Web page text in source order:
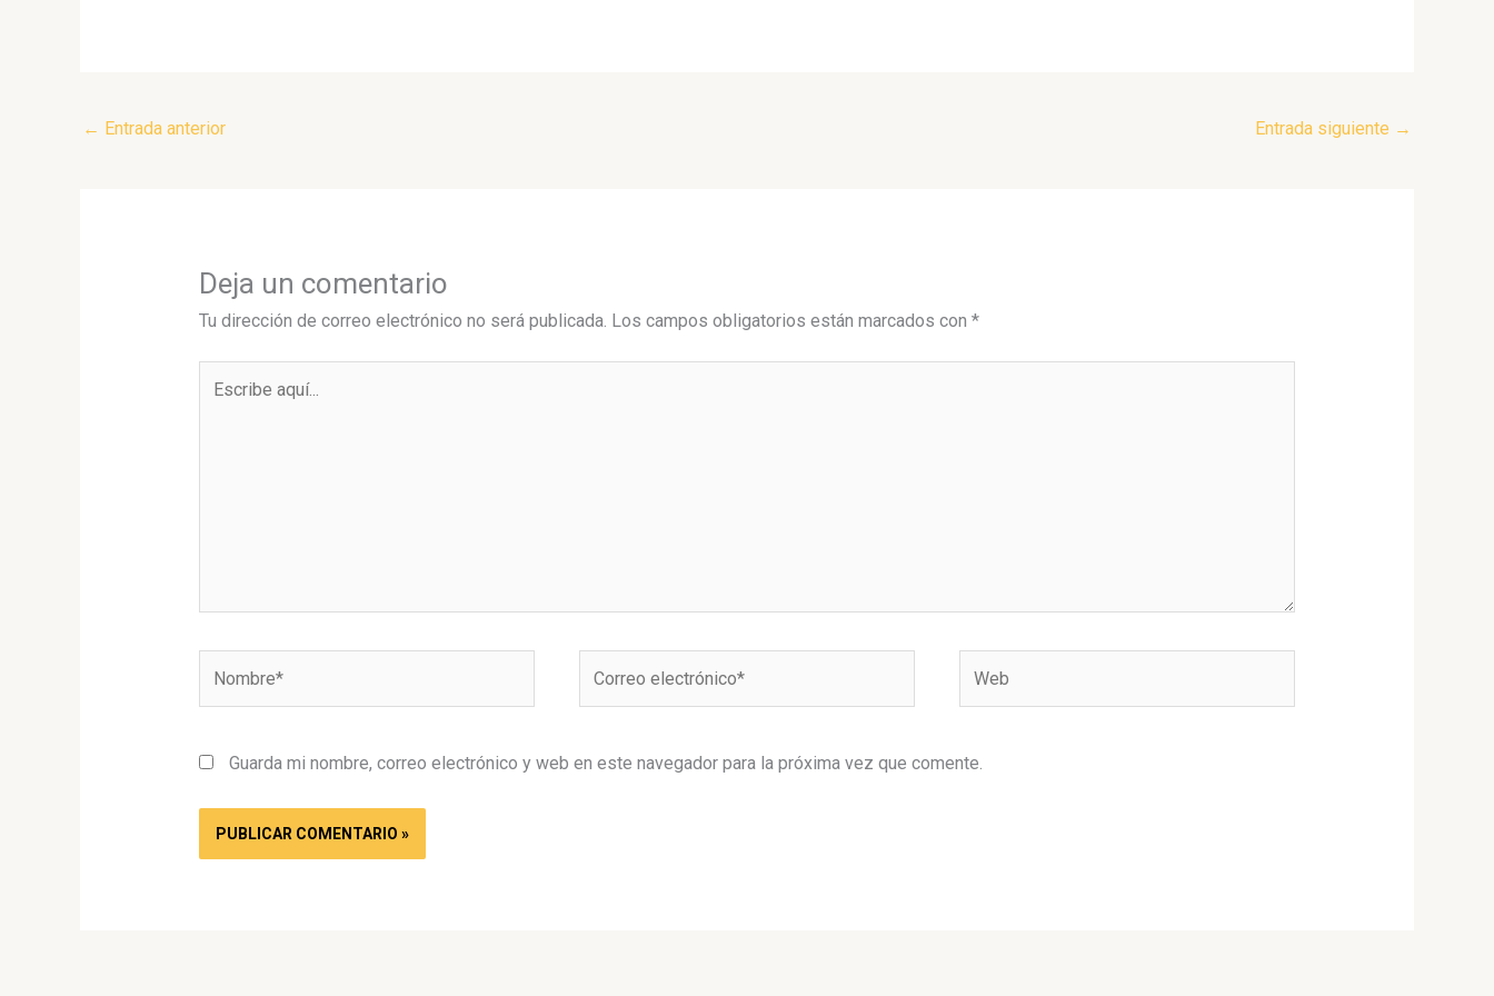
← Entrada anterior Entrada siguiente →
Deja un comentario
Tu dirección de correo electrónico no será publicada. Los campos obligatorios están marcados con *
aquí...
electrónico*
Guarda mi nombre, correo electrónico y web en este navegador para la próxima vez que comente.